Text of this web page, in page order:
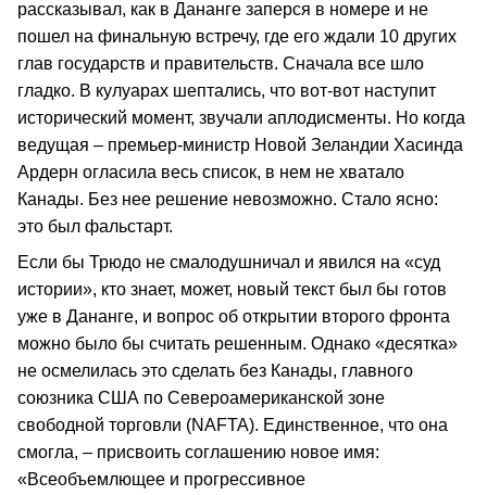
рассказывал, как в Дананге заперся в номере и не
пошел на финальную встречу, где его ждали 10 других
глав государств и правительств. Сначала все шло
гладко. В кулуарах шептались, что вот-вот наступит
исторический момент, звучали аплодисменты. Но когда
ведущая – премьер-министр Новой Зеландии Хасинда
Ардерн огласила весь список, в нем не хватало
Канады. Без нее решение невозможно. Стало ясно:
это был фальстарт.
Если бы Трюдо не смалодушничал и явился на «суд
истории», кто знает, может, новый текст был бы готов
уже в Дананге, и вопрос об открытии второго фронта
можно было бы считать решенным. Однако «десятка»
не осмелилась это сделать без Канады, главного
союзника США по Североамериканской зоне
свободной торговли (NAFTA). Единственное, что она
смогла, – присвоить соглашению новое имя:
«Всеобъемлющее и прогрессивное